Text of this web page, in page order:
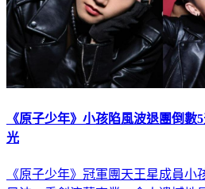
《原子少年》小孩陷風波退團倒
光
《原子少年》冠軍團天王星成員